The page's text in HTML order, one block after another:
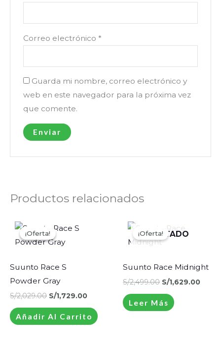
Correo electrónico *
Guarda mi nombre, correo electrónico y
web en este navegador para la próxima vez
que comente.
Productos relacionados
¡Oferta!
¡Oferta!
Suunto Race S
Powder Gray
S/2,029.00
precio
original
era:
S/1,729.00
Añadir Al Carrito
¡Oferta!
AGOTADO
¡Oferta!
Suunto Race Midnight
S/2,499.00
precio
original
S/1,629.00
Leer Más